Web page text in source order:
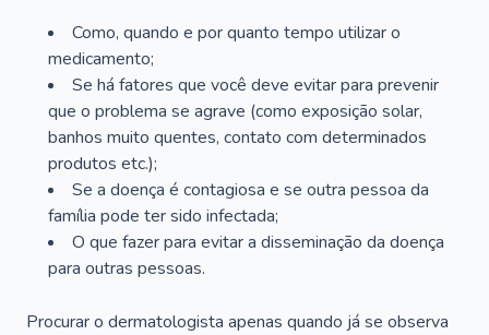
Como, quando e por quanto tempo utilizar o
medicamento;
Se há fatores que você deve evitar para prevenir
que o problema se agrave (como exposição solar,
banhos muito quentes, contato com determinados
produtos etc.);
Se a doença é contagiosa e se outra pessoa da
família pode ter sido infectada;
O que fazer para evitar a disseminação da doença
para outras pessoas.
Procurar o dermatologista apenas quando já se observa